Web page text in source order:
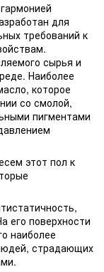
для
требований к
сырья и
Наиболее
которое
со смолой,
пигментами
этот пол к
его поверхности
наиболее
страдающих